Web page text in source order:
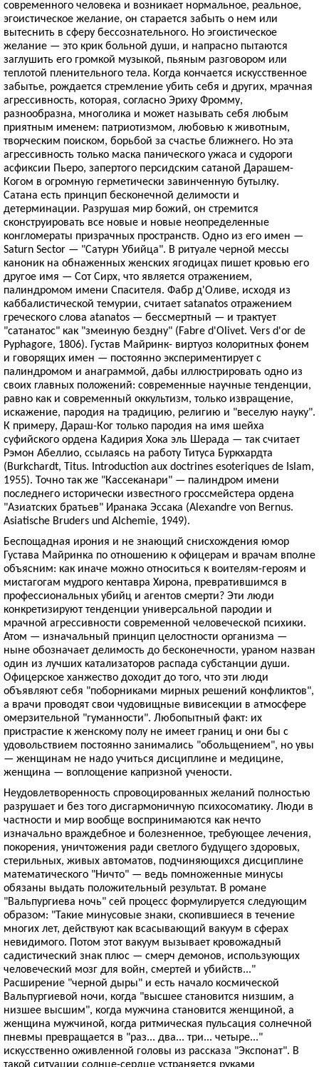
современного человека и возникает нормальное, реальное,
эгоистическое желание, он старается забыть о нем или
вытеснить в сферу бессознательного. Но эгоистическое
желание — это крик больной души, и напрасно пытаются
заглушить его громкой музыкой, пьяным разговором или
теплотой пленительного тела. Когда кончается искусственное
забытье, рождается стремление убить себя и других, мрачная
агрессивность, которая, согласно Эриху Фромму,
разнообразна, многолика и может называть себя любым
приятным именем: патриотизмом, любовью к животным,
творческим поиском, борьбой за счастье ближнего. Но эта
агрессивность только маска панического ужаса и судороги
асфиксии Пьеро, запертого персидским сатаной Дарашем-
Когом в огромную герметически завинченную бутылку.
Сатана есть принцип бесконечной делимости и
детерминации. Разрушая мир божий, он стремится
сконструировать все новые и новые неопределенные
конгломераты призрачных пространств. Одно из его имен —
Saturn Sector — "Сатурн Убийца". В ритуале черной мессы
каноник на обнаженных женских ягодицах пишет кровью его
другое имя — Сот Сирх, что является отражением,
палиндромом имени Спасителя. Фабр д'Оливе, исходя из
каббалистической темурии, считает satanatos отражением
греческого слова atanatos — бессмертный — и трактует
"сатанатос" как "змеиную бездну" (Fabre d'Olivet. Vers d'or de
Pyphagore, 1806). Густав Майринк- виртуоз колоритных фонем
и говорящих имен — постоянно экспериментирует с
палиндромом и анаграммой, дабы иллюстрировать одно из
своих главных положений: современные научные тенденции,
равно как и современный оккультизм, только извращение,
искажение, пародия на традицию, религию и "веселую науку".
К примеру, Дараш-Ког только пародия на имя шейха
суфийского ордена Кадирия Хока эль Шерада — так считает
Рэмон Абеллио, ссылаясь на работу Титуса Буркхардта
(Burkchardt, Titus. Introduction aux doctrines esoteriques de Islam,
1955). Точно так же "Кассеканари" — палиндром имени
последнего исторически известного гроссмейстера ордена
"Азиатских братьев" Иранака Эссака (Alexandre von Bernus.
Asiatische Bruders und Alchemie, 1949).
Беспощадная ирония и не знающий снисхождения юмор
Густава Майринка по отношению к офицерам и врачам вполне
объясним: как иначе можно относиться к воителям-героям и
мистагогам мудрого кентавра Хирона, превратившимся в
профессиональных убийц и агентов смерти? Эти люди
конкретизируют тенденции универсальной пародии и
мрачной агрессивности современной человеческой психики.
Атом — изначальный принцип целостности организма —
ныне обозначает делимость до бесконечности, ураном назван
один из лучших катализаторов распада субстанции души.
Офицерское ханжество доходит до того, что эти люди
объявляют себя "поборниками мирных решений конфликтов",
а врачи проводят свои чудовищные вивисекции в атмосфере
омерзительной "гуманности". Любопытный факт: их
пристрастие к женскому полу не имеет границ и они бы с
удовольствием постоянно занимались "обольщением", но увы
— женщинам не надо учиться дисциплине и медицине,
женщина — воплощение капризной учености.
Неудовлетворенность спровоцированных желаний полностью
разрушает и без того дисгармоничную психосоматику. Люди в
частности и мир вообще воспринимаются как нечто
изначально враждебное и болезненное, требующее лечения,
покорения, уничтожения ради светлого будущего здоровых,
стерильных, живых автоматов, подчиняющихся дисциплине
математического "Ничто" — ведь помноженные минусы
обязаны выдать положительный результат. В романе
"Вальпургиева ночь" сей процесс формулируется следующим
образом: "Такие минусовые знаки, скопившиеся в течение
многих лет, действуют как всасывающий вакуум в сферах
невидимого. Потом этот вакуум вызывает кровожадный
садистический знак плюс — смерч демонов, использующих
человеческий мозг для войн, смертей и убийств..."
Расширение "черной дыры" и есть начало космической
Вальпургиевой ночи, когда "высшее становится низшим, а
низшее высшим", когда мужчина становится женщиной, а
женщина мужчиной, когда ритмическая пульсация солнечной
пневмы превращается в "раз... два... три... четыре..."
искусственно оживленной головы из рассказа "Экспонат". В
такой ситуации солнце-сердце устраняется руками